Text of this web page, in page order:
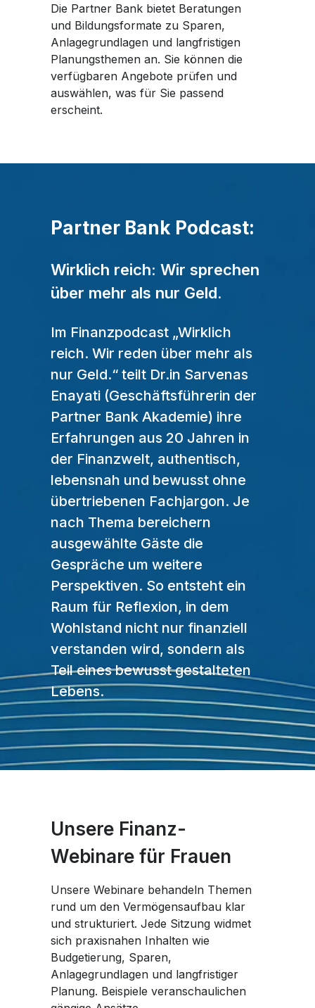
Die Partner Bank bietet Beratungen
und Bildungsformate zu Sparen,
Anlagegrundlagen und langfristigen
Planungsthemen an. Sie können die
verfügbaren Angebote prüfen und
auswählen, was für Sie passend
erscheint.
Partner Bank Podcast:
Wirklich reich: Wir sprechen
über mehr als nur Geld.
Im Finanzpodcast „Wirklich
reich. Wir reden über mehr als
nur Geld.“ teilt Dr.in Sarvenas
Enayati (Geschäftsführerin der
Partner Bank Akademie) ihre
Erfahrungen aus 20 Jahren in
der Finanzwelt, authentisch,
lebensnah und bewusst ohne
übertriebenen Fachjargon. Je
nach Thema bereichern
ausgewählte Gäste die
Gespräche um weitere
Perspektiven. So entsteht ein
Raum für Reflexion, in dem
Wohlstand nicht nur finanziell
verstanden wird, sondern als
Teil eines bewusst gestalteten
Lebens.
Unsere Finanz-
Webinare für Frauen
Unsere Webinare behandeln Themen
rund um den Vermögensaufbau klar
und strukturiert. Jede Sitzung widmet
sich praxisnahen Inhalten wie
Budgetierung, Sparen,
Anlagegrundlagen und langfristiger
Planung. Beispiele veranschaulichen